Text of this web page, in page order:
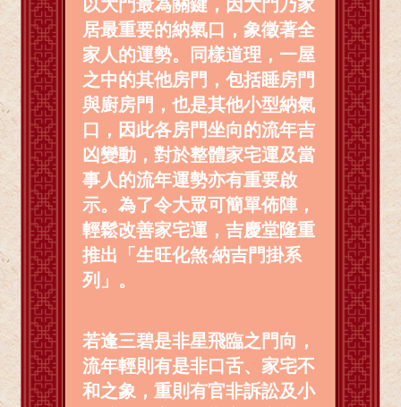
以大門最為關鍵，因大門乃家
居最重要的納氣口，象徵著全
家人的運勢。同樣道理，一屋
之中的其他房門，包括睡房門
與廚房門，也是其他小型納氣
口，因此各房門坐向的流年吉
凶變動，對於整體家宅運及當
事人的流年運勢亦有重要啟
示。為了令大眾可簡單佈陣，
輕鬆改善家宅運，吉慶堂隆重
推出「生旺化煞‧納吉門掛系
列」。
若逢三碧是非星飛臨之門向，
流年輕則有是非口舌、家宅不
和之象，重則有官非訴訟及小